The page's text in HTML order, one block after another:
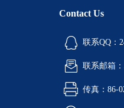
Contact Us
联系QQ：
联系邮箱：
传真：86-